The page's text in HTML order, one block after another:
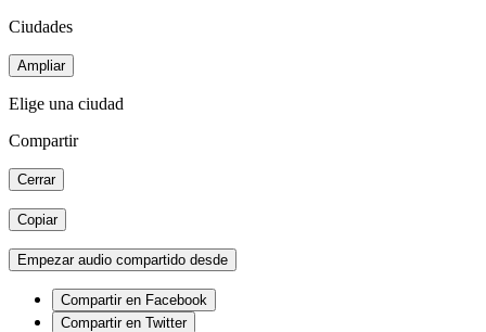
Ciudades
Ampliar
Elige una ciudad
Compartir
Cerrar
Copiar
Empezar audio compartido desde
Compartir en Facebook
Compartir en Twitter